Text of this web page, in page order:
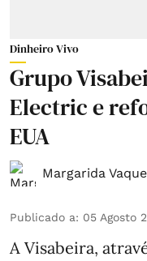
Dinheiro Vivo
Grupo
Electric e
EUA
Margarida
Publicado a: 05 Agosto
A Visabeira,